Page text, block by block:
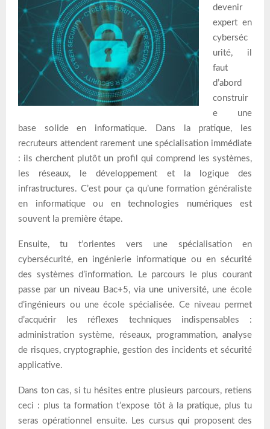
devenir
expert en
cyberséc
urité, il
faut
d’abord
construir
e une
base solide en informatique. Dans la pratique, les
recruteurs attendent rarement une spécialisation immédiate
: ils cherchent plutôt un profil qui comprend les systèmes,
les réseaux, le développement et la logique des
infrastructures. C’est pour ça qu’une formation généraliste
en informatique ou en technologies numériques est
souvent la première étape.
Ensuite, tu t’orientes vers une spécialisation en
cybersécurité, en ingénierie informatique ou en sécurité
des systèmes d’information. Le parcours le plus courant
passe par un niveau Bac+5, via une université, une école
d’ingénieurs ou une école spécialisée. Ce niveau permet
d’acquérir les réflexes techniques indispensables :
administration système, réseaux, programmation, analyse
de risques, cryptographie, gestion des incidents et sécurité
applicative.
Dans ton cas, si tu hésites entre plusieurs parcours, retiens
ceci : plus ta formation t’expose tôt à la pratique, plus tu
seras opérationnel ensuite. Les cursus qui proposent des